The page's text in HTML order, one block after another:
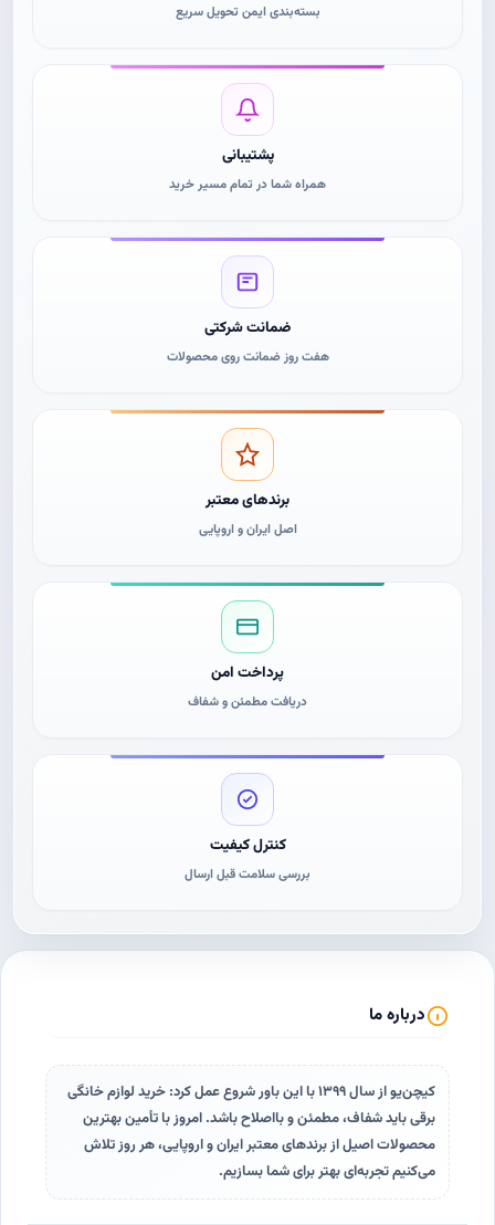
بسته‌بندی ایمن تحویل سریع
پشتیبانی
همراه شما در تمام مسیر خرید
ضمانت شرکتی
هفت روز ضمانت روی محصولات
برندهای معتبر
اصل ایران و اروپایی
پرداخت امن
دریافت مطمئن و شفاف
کنترل کیفیت
بررسی سلامت قبل ارسال
درباره ما
کیچن‌یو از سال ۱۳۹۹ با این باور شروع عمل کرد: خرید لوازم خانگی
برقی باید شفاف، مطمئن و با‌اصلاح باشد. امروز با تأمین بهترین
محصولات اصیل از برندهای معتبر ایران و اروپایی، هر روز تلاش
می‌کنیم تجربه‌ای بهتر برای شما بسازیم.